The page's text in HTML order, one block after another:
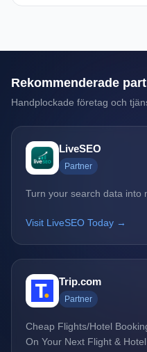
Rekommenderade
Handplockade företag och
LiveSEO
Partner
Turn your search data into
Visit LiveSEO Today →
Trip.com
Partner
Cheap Flights/Hotel
On Your Next Flight &